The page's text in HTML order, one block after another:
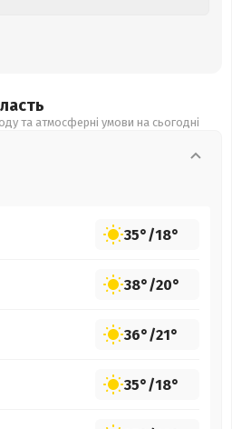
та атмосферні умови на сьогодні
35°/18°
38°/20°
36°/21°
35°/18°